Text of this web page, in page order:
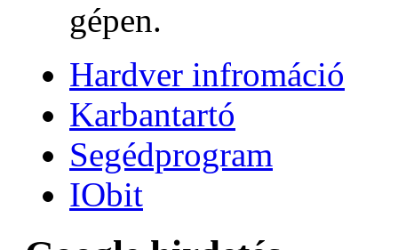
gépen.
Hardver infromáció
Karbantartó
Segédprogram
IObit